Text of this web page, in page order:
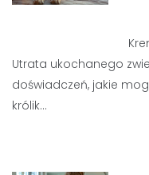
Utrata ukochanego
doświadczeń, jakie
królik…